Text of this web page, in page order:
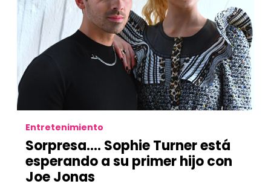
Entretenimiento
Sorpresa…. Sophie Turner está
esperando a su primer hijo con
Joe Jonas